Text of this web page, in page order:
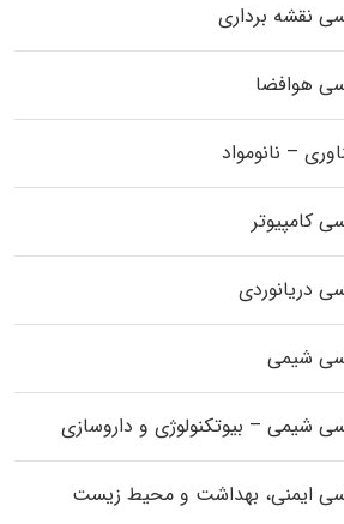
نقشه برداری
هوافضا
– نانومواد
کامپیوتر
دریانوردی
شیمی
شیمی – بیوتکنولوژی و داروسازی
ایمنی، بهداشت و محیط زیست